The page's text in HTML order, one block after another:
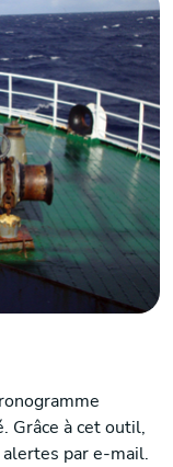
Grâce à cet outil,
par e-mail.